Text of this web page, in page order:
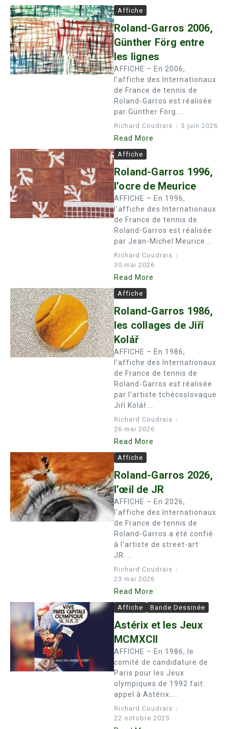
Affiche
Roland-Garros 2006,
Günther Förg entre
les lignes
AFFICHE – En 2006,
l’affiche des Internationaux
de France de tennis de
Roland-Garros est réalisée
par Günther Förg....
Richard Coudrais 3 juin 2026
Read More
Affiche
Roland-Garros 1996,
l’ocre de Meurice
AFFICHE – En 1996,
l’affiche des Internationaux
de France de tennis de
Roland-Garros est réalisée
par Jean-Michel Meurice....
Richard Coudrais
30 mai 2026
Read More
Affiche
Roland-Garros 1986,
les collages de Jiří
Kolář
AFFICHE – En 1986,
l’affiche des Internationaux
de France de tennis de
Roland-Garros est réalisée
par l’artiste tchécoslovaque
Jiří Kolář....
Richard Coudrais
26 mai 2026
Read More
Affiche
Roland-Garros 2026,
l’œil de JR
AFFICHE – En 2026,
l’affiche des Internationaux
de France de tennis de
Roland-Garros a été confié
à l’artiste de street-art
JR....
Richard Coudrais
23 mai 2026
Read More
Affiche Bande Dessinée
Astérix et les Jeux
MCMXCII
AFFICHE – En 1986, le
comité de candidature de
Paris pour les Jeux
olympiques de 1992 fait
appel à Astérix....
Richard Coudrais
22 octobre 2025